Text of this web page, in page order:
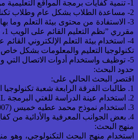
1- تنمية كفايات برمجة المواقع التعليمية من خلال التعلم بيئة تعلم إلكتروني قائم على استراتيجية البرمجة التشاركية.
2- مساعدة الطلاب بشكل عام وطلاب تكنلوحيا التعليم والمعلومات بشكل خاص على بناء معارفهم ومهاراتهم بأنفسهم بدلًا من تلقي المعلومات بشكل سلبي.
3- الاستفادة من محتوى بيئة التعلم وما
مقرري ”نظم التعليم القائم على الويب 1، 2” لطالبات الفرقة الرابعة تخصص تكنولوجيا التعليم والمعلومات.
4- استخدام بيئة التعلم الإلكتروني
تكنولوجيا التعليم والمعلومات بشكل
5- توظيف واستخدام أدوات الاتصال التي وفرتها بيئة التعلم أثناء إنجاز مهام التعلم، وخاصة خدمة الحوار المباشر، وخدمة الرسائل القصيرة SMS، والبريد الالكتروني، ومحرر الأكواد التشاركي.
حدود البحث:
اقتصر البحث الحالي على:
1. طالبات الفرقة الرابعة شعبة تكنولوجيا التعليم والمعلومات بكلية البنات – جامعة عين شمس للعام الدراسى 2014/2015.
2. استخدام عينة الدراسة للغتي البرمجة HTML و CSS لبرمجة مواقع الويب التعليمية.
3. استخدام نموذج محمد عطيه خميس (2007) لتصميم بيئات التعلم الالكتروني.
4. بعض الجوانب المعرفية والأدائية من كفايات برمجة المواقع التعليمية بلغتي البرمجة HTML و CSS.
منهج البحث: